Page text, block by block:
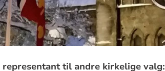
representant til andre kirkelige valg: